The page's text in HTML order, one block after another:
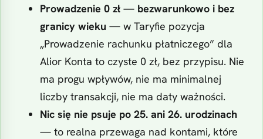
Prowadzenie 0 zł — bezwarunkowo i bez
granicy wieku — w Taryfie pozycja
„Prowadzenie rachunku płatniczego” dla
Alior Konta to czyste 0 zł, bez przypisu. Nie
ma progu wpływów, nie ma minimalnej
liczby transakcji, nie ma daty ważności.
Nic się nie psuje po 25. ani 26. urodzinach
— to realna przewaga nad kontami, które